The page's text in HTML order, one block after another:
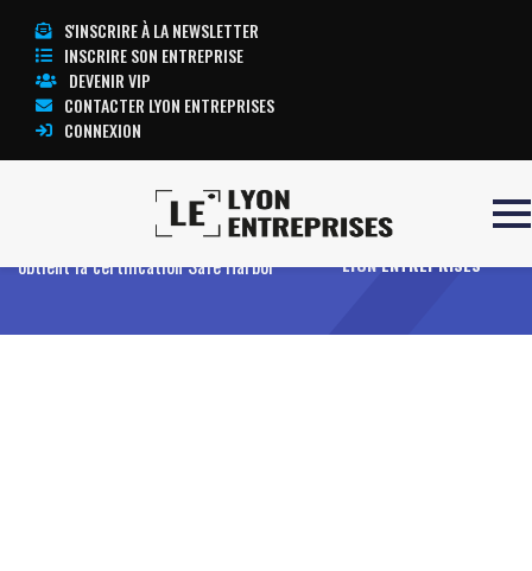
S'INSCRIRE À LA NEWSLETTER
INSCRIRE SON ENTREPRISE
DEVENIR VIP
CONTACTER LYON ENTREPRISES
CONNEXION
Protection des données : Esker
obtient la certification Safe Harbor
TOUTE L’ACTUALITÉ
LYON ENTREPRISES